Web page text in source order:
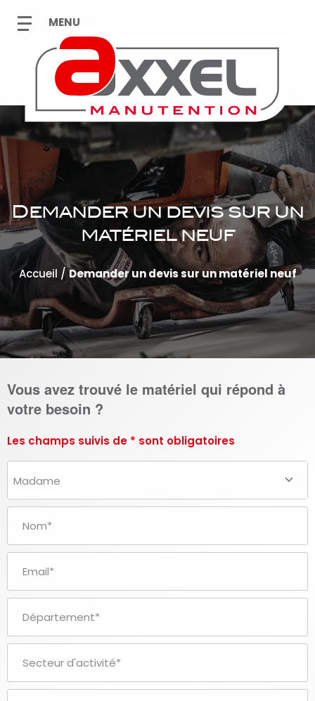
Demander un devis sur un
matériel neuf
Accueil /Demander un devis sur un matériel neuf
Vous avez trouvé le matériel qui répond à
votre besoin ?
Les champs suivis de * sont obligatoires
Madame